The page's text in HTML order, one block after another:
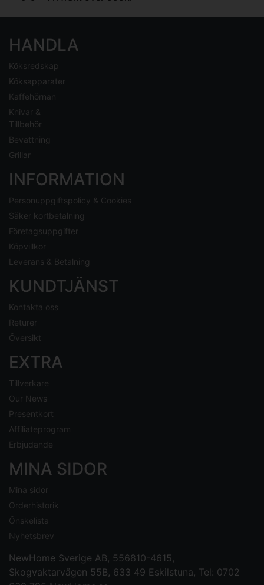
HANDLA
Köksredskap
Köksapparater
Kaffehörnan
Knivar &
Tillbehör
Bevattning
Grillar
INFORMATION
Personuppgiftspolicy & Cookies
Säker kortbetalning
Företagsuppgifter
Köpvillkor
Leverans & Betalning
KUNDTJÄNST
Kontakta oss
Returer
Översikt
EXTRA
Tillverkare
Our News
Presentkort
Affiliateprogram
Erbjudande
MINA SIDOR
Mina sidor
Orderhistorik
Önskelista
Nyhetsbrev
NewHome Sverige AB, 556810-4615,
Skogvaktarvägen 55B, 633 49 Eskilstuna, Tel: 0702